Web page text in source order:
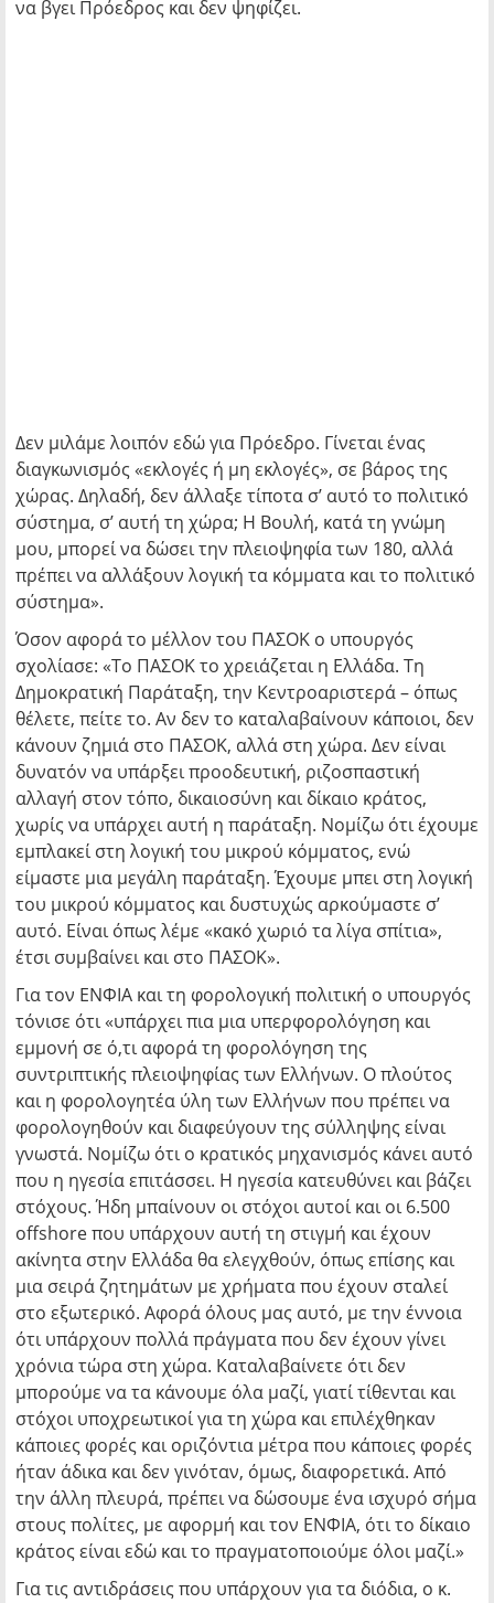
να βγει Πρόεδρος και δεν ψηφίζει.
Δεν μιλάμε λοιπόν εδώ για Πρόεδρο. Γίνεται ένας
διαγκωνισμός «εκλογές ή μη εκλογές», σε βάρος της
χώρας. Δηλαδή, δεν άλλαξε τίποτα σ’ αυτό το πολιτικό
σύστημα, σ’ αυτή τη χώρα; Η Βουλή, κατά τη γνώμη
μου, μπορεί να δώσει την πλειοψηφία των 180, αλλά
πρέπει να αλλάξουν λογική τα κόμματα και το πολιτικό
σύστημα».
Όσον αφορά το μέλλον του ΠΑΣΟΚ ο υπουργός
σχολίασε: «Το ΠΑΣΟΚ το χρειάζεται η Ελλάδα. Τη
Δημοκρατική Παράταξη, την Κεντροαριστερά – όπως
θέλετε, πείτε το. Αν δεν το καταλαβαίνουν κάποιοι, δεν
κάνουν ζημιά στο ΠΑΣΟΚ, αλλά στη χώρα. Δεν είναι
δυνατόν να υπάρξει προοδευτική, ριζοσπαστική
αλλαγή στον τόπο, δικαιοσύνη και δίκαιο κράτος,
χωρίς να υπάρχει αυτή η παράταξη. Νομίζω ότι έχουμε
εμπλακεί στη λογική του μικρού κόμματος, ενώ
είμαστε μια μεγάλη παράταξη. Έχουμε μπει στη λογική
του μικρού κόμματος και δυστυχώς αρκούμαστε σ’
αυτό. Είναι όπως λέμε «κακό χωριό τα λίγα σπίτια»,
έτσι συμβαίνει και στο ΠΑΣΟΚ».
Για τον ΕΝΦΙΑ και τη φορολογική πολιτική ο υπουργός
τόνισε ότι «υπάρχει πια μια υπερφορολόγηση και
εμμονή σε ό,τι αφορά τη φορολόγηση της
συντριπτικής πλειοψηφίας των Ελλήνων. Ο πλούτος
και η φορολογητέα ύλη των Ελλήνων που πρέπει να
φορολογηθούν και διαφεύγουν της σύλληψης είναι
γνωστά. Νομίζω ότι ο κρατικός μηχανισμός κάνει αυτό
που η ηγεσία επιτάσσει. Η ηγεσία κατευθύνει και βάζει
στόχους. Ήδη μπαίνουν οι στόχοι αυτοί και οι 6.500
offshore που υπάρχουν αυτή τη στιγμή και έχουν
ακίνητα στην Ελλάδα θα ελεγχθούν, όπως επίσης και
μια σειρά ζητημάτων με χρήματα που έχουν σταλεί
στο εξωτερικό. Αφορά όλους μας αυτό, με την έννοια
ότι υπάρχουν πολλά πράγματα που δεν έχουν γίνει
χρόνια τώρα στη χώρα. Καταλαβαίνετε ότι δεν
μπορούμε να τα κάνουμε όλα μαζί, γιατί τίθενται και
στόχοι υποχρεωτικοί για τη χώρα και επιλέχθηκαν
κάποιες φορές και οριζόντια μέτρα που κάποιες φορές
ήταν άδικα και δεν γινόταν, όμως, διαφορετικά. Από
την άλλη πλευρά, πρέπει να δώσουμε ένα ισχυρό σήμα
στους πολίτες, με αφορμή και τον ΕΝΦΙΑ, ότι το δίκαιο
κράτος είναι εδώ και το πραγματοποιούμε όλοι μαζί.»
Για τις αντιδράσεις που υπάρχουν για τα διόδια, ο κ.